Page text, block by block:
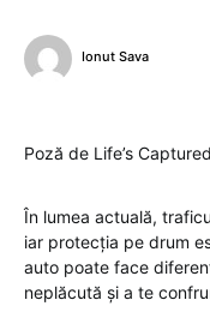
Ionut Sava
Poză de Life’s
În lumea actuală,
iar protecția pe drum
auto poate face
neplăcută și a te